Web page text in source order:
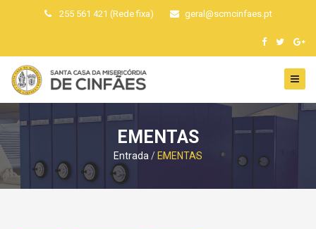
255 561 421 (Rede fixa) geral @scmcinfaes.pt
EMENTAS
Entrada EMENTAS